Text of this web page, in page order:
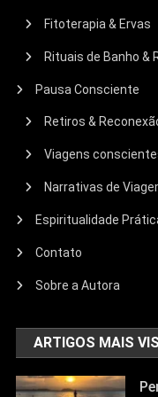
Fitoterapia & Ervas
Rituais de Banho &
Pausa Consciente
Retiros &
Viagens
Narrativas de
Espiritualidade
Contato
Sobre a Autora
ARTIGOS MAIS